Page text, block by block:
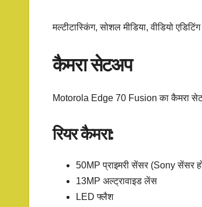
मल्टीटास्किंग, सोशल मीडिया, वीडियो
कैमरा सेटअप
Motorola Edge 70 Fusion का कैमरा
रियर कैमरा:
50MP प्राइमरी सेंसर (Sony सेंसर
13MP अल्ट्रावाइड लेंस
LED फ्लैश